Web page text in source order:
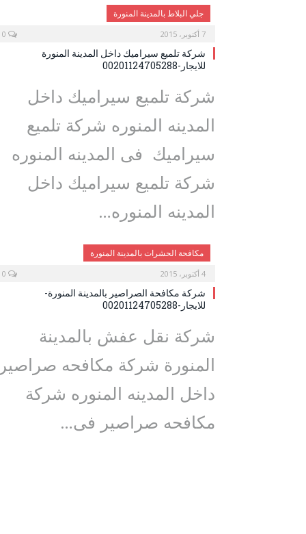
جلي البلاط بالمدينة المنورة
7 أكتوبر، 2015
شركة تلميع سيراميك داخل المدينة المنورة
للايجار-00201124705288
شركة تلميع سيراميك داخل
المدينه المنوره شركة تلميع
سيراميك فى المدينه المنوره
شركة تلميع سيراميك داخل
المدينه المنوره…
مكافحة الحشرات بالمدينة المنورة
4 أكتوبر، 2015
شركة مكافحة الصراصير بالمدينة المنورة-
للايجار-00201124705288
شركة نقل عفش بالمدينة
المنورة شركة مكافحه صراصير
داخل المدينه المنوره شركة
مكافحه صراصير فى…